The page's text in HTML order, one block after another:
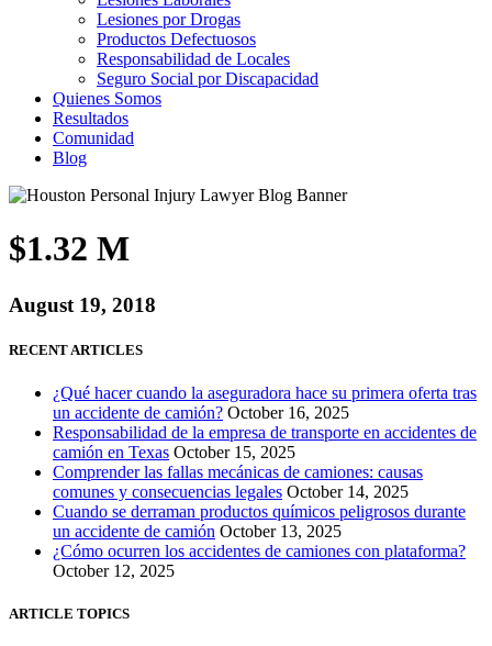
Lesiones por Drogas
Productos Defectuosos
Responsabilidad de Locales
Seguro Social por Discapacidad
Quienes Somos
Resultados
Comunidad
Blog
$1.32 M
August 19, 2018
RECENT ARTICLES
¿Qué hacer cuando la aseguradora hace su primera oferta tras
un accidente de camión? October 16, 2025
Responsabilidad de la empresa de transporte en accidentes de
camión en Texas October 15, 2025
Comprender las fallas mecánicas de camiones: causas
comunes y consecuencias legales October 14, 2025
Cuando se derraman productos químicos peligrosos durante
un accidente de camión October 13, 2025
¿Cómo ocurren los accidentes de camiones con plataforma?
October 12, 2025
ARTICLE TOPICS